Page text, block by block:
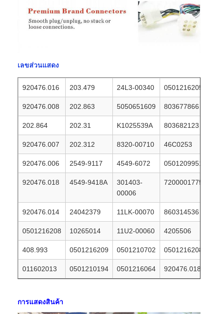
เลขส่วนแสดง
920476.016 203.479 24L3-00340 0501216205
920476.008 202.863 5050651609 803677866
202.864 202.31 K1025539A 803682123
920476.007 202.312 8320-00710 46C0253
920476.006 2549-9117 4549-6072 0501209951
920476.018 4549-9418A
301403-
00006
7200001775
920476.014 24042379 11LK-00070 860314536
0501216208 10265014 11U2-00060 4205506
408.993 0501216209 0501210702 0501216208
011602013 0501210194 0501216064 920476.018
การแสดงสินค้า